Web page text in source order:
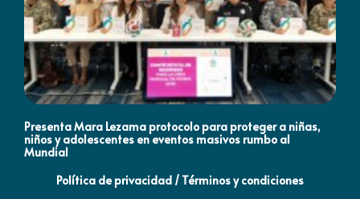
Presenta Mara Lezama protocolo para proteger a niñas,
niños y adolescentes en eventos masivos rumbo al
Mundial
Política de privacidad / Términos y condiciones